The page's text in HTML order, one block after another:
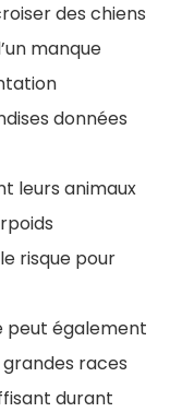
des chiens
manque
données
leurs animaux
risque pour
peut également
races
durant